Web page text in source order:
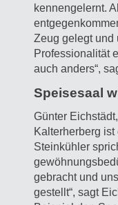
kennengelernt.
Zeug gelegt und
Professionalität
auch anders“,
Speisesaal
Günter
Kalterherberg
Steinkühler
gebracht und
gestellt“, sagt